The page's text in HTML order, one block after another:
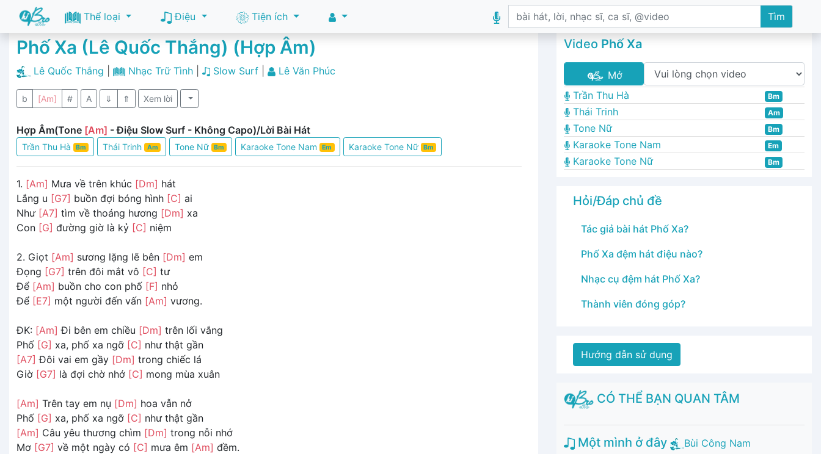
Thể loại Điệu Tiện ích Tìm
Phố Xa (Lê Quốc Thắng) (Hợp Âm)
Lê Quốc Thắng Nhạc Trữ Tình| Slow Surf Lê Văn Phúc
b [Am] # A ⇓ ⇑ Xem lời
Hợp Âm(Tone [Am] - Điệu Slow Surf - Không Capo)/Lời Bài Hát
Trần Thu Hà Bm Thái Trinh Am Tone Nữ Bm Karaoke Tone Nam Em Karaoke Tone Nữ Bm
1. [Am] Mưa về trên khúc [Dm] hát
Lắng u [G7] buồn đợi bóng hình [C] ai
Như [A7] tìm về thoáng hương [Dm] xa
Con [G] đường giờ là kỷ [C] niệm
2. Giọt [Am] sương lặng lẽ bên [Dm] em
Đọng [G7] trên đôi mắt vô [C] tư
Để [Am] buồn cho con phố [F] nhỏ
Để [E7] một người đến vấn [Am] vương.
ĐK: [Am] Đi bên em chiều [Dm] trên lối vắng
Phố [G] xa, phố xa ngỡ [C] như thật gần
[A7] Đôi vai em gầy [Dm] trong chiếc lá
Giờ [G7] là đợi chờ nhớ [C] mong mùa xuân
[Am] Trên tay em nụ [Dm] hoa vẫn nở
Phố [G] xa, phố xa ngỡ [C] như thật gần
[Am] Câu yêu thương chìm [Dm] trong nỗi nhớ
Mơ [G7] về một ngày có [C] mưa êm [Am] đềm.
Video Phố Xa
Mở
Trần Thu Hà
Bm
Thái Trinh Am
Tone Nữ Bm
Karaoke Tone Nam Em
Karaoke Tone Nữ Bm
Hỏi/Đáp chủ đề
Tác giả bài hát Phố Xa?
Phố Xa đệm hát điệu nào?
Nhạc cụ đệm hát Phố Xa?
Thành viên đóng góp?
Hướng dẫn sử dụng
CÓ THỂ BẠN QUAN TÂM
Một mình ở đây
Bùi Công Nam